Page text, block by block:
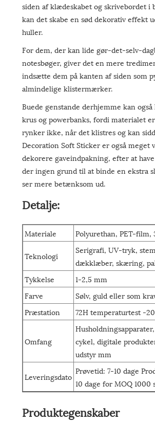
siden af ​​klædeskabet og skrivebordet i
kan det skabe en sød dekorativ effekt
huller.
For dem, der kan lide gør-det-selv-
notesbøger, giver det en mere
indsætte dem på kanten af ​​siden som
almindelige klistermærker.
Buede genstande derhjemme kan også
krus og powerbanks, fordi materialet
rynker ikke, når det klistres og kan
Decoration Soft Sticker er også meget
dekorere gaveindpakning, efter at
der ingen grund til at binde en ekstra
ser mere betænksom ud.
Detalje:
Materiale Polyurethan, PET-film,
Teknologi
Serigrafi, UV-tryk,
dækklæber, skæring,
Tykkelse
1-2,5 mm
Farve
Sølv, guld eller som
Præstation
72H temperaturtest -
Omfang
cykel, digitale
udstyr mm
Leveringsdato
Prøvetid: 7-10 dage
10 dage for MOQ 1000
Produktegenskaber